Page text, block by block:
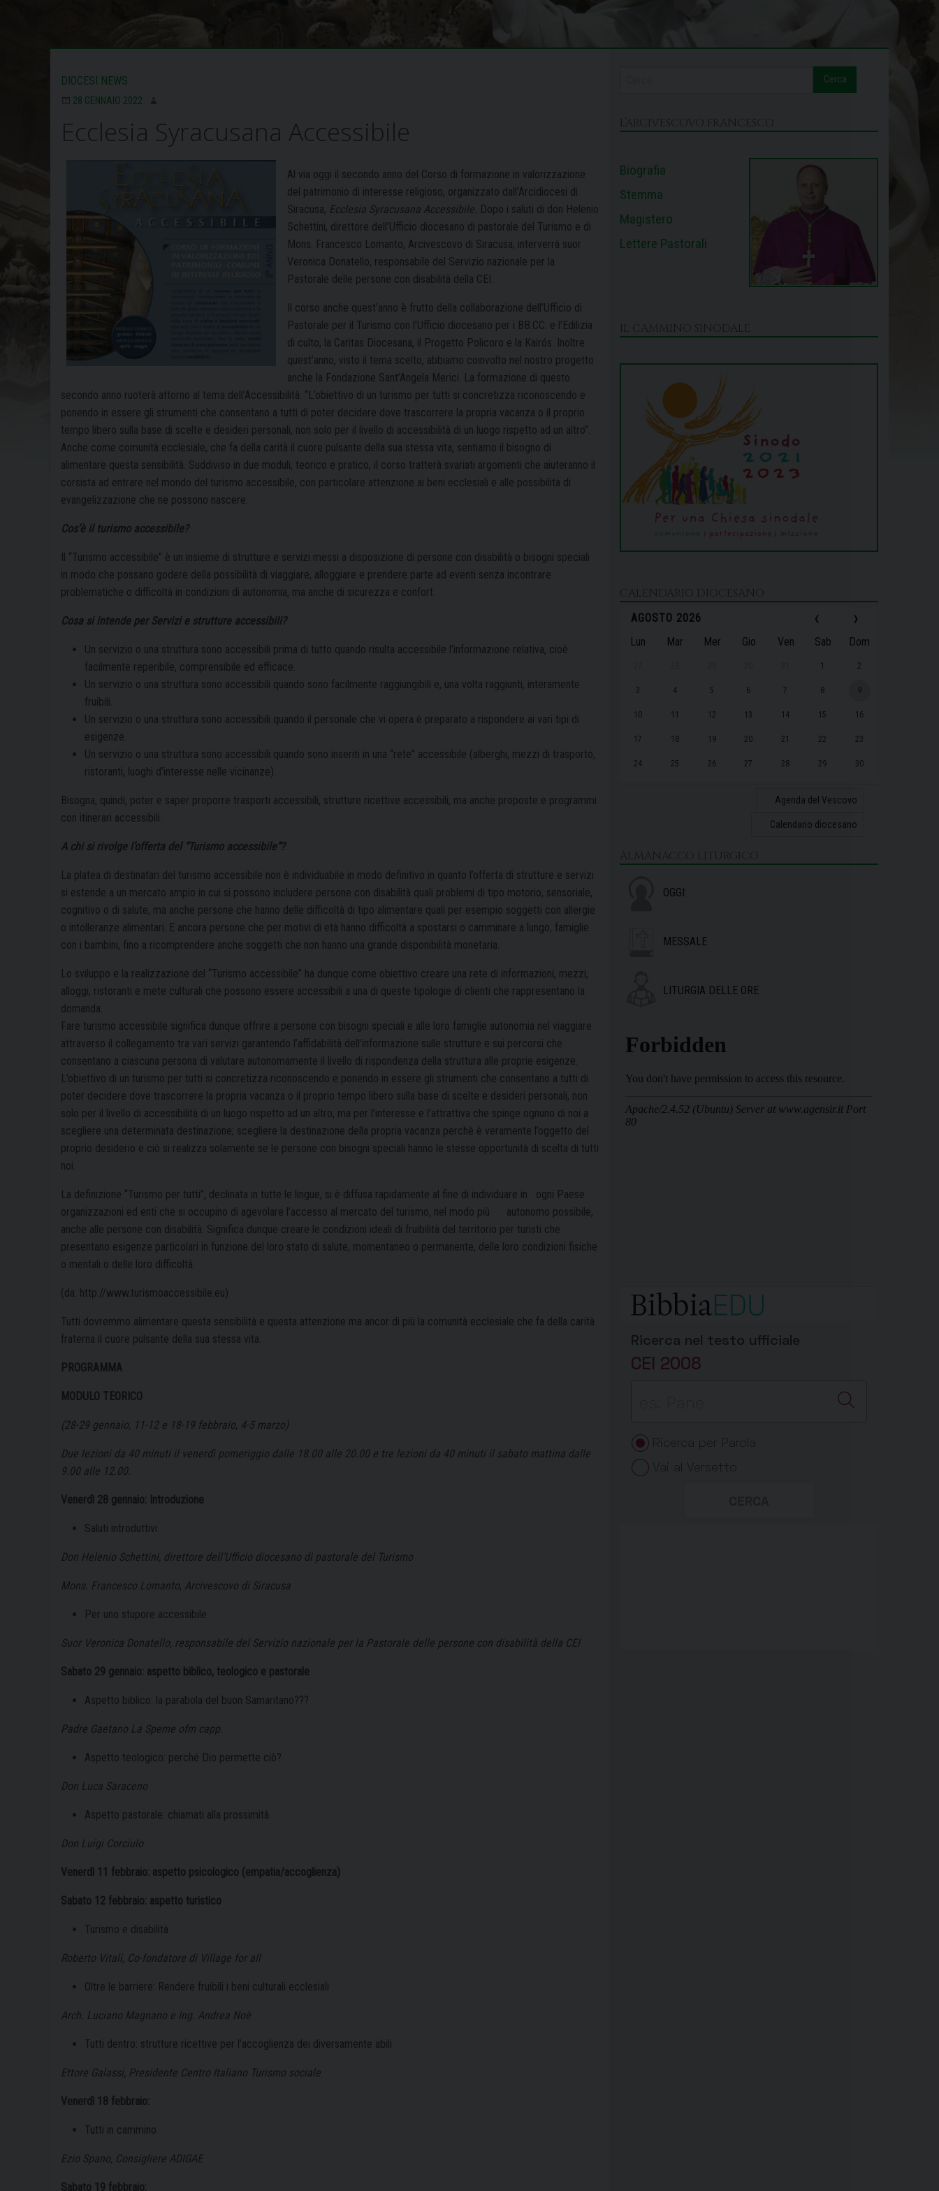
DIOCESI NEWS
28 GENNAIO 2022
Ecclesia Syracusana Accessibile
Al via oggi il secondo anno del Corso di formazione in valorizzazione
del patrimonio di interesse religioso, organizzato dall’Arcidiocesi di
Siracusa, Ecclesia Syracusana Accessibile. Dopo i saluti di don Helenio
Schettini, direttore dell’Ufficio diocesano di pastorale del Turismo e di
Mons. Francesco Lomanto, Arcivescovo di Siracusa, interverrà suor
Veronica Donatello, responsabile del Servizio nazionale per la
Pastorale delle persone con disabilità della CEI.
Il corso anche quest’anno è frutto della collaborazione dell’Ufficio di
Pastorale per il Turismo con l’Ufficio diocesano per i BB.CC. e l’Edilizia
di culto, la Caritas Diocesana, il Progetto Policoro e la Kairós. Inoltre
quest’anno, visto il tema scelto, abbiamo coinvolto nel nostro progetto
anche la Fondazione Sant’Angela Merici. La formazione di questo
secondo anno ruoterà attorno al tema dell’Accessibilità: “L’obiettivo di un turismo per tutti si concretizza riconoscendo e
ponendo in essere gli strumenti che consentano a tutti di poter decidere dove trascorrere la propria vacanza o il proprio
tempo libero sulla base di scelte e desideri personali, non solo per il livello di accessibilità di un luogo rispetto ad un altro”.
Anche come comunità ecclesiale, che fa della carità il cuore pulsante della sua stessa vita, sentiamo il bisogno di
alimentare questa sensibilità. Suddiviso in due moduli, teorico e pratico, il corso tratterà svariati argomenti che aiuteranno il
corsista ad entrare nel mondo del turismo accessibile, con particolare attenzione ai beni ecclesiali e alle possibilità di
evangelizzazione che ne possono nascere.
Cos’è il turismo accessibile?
Il “Turismo accessibile” è un insieme di strutture e servizi messi a disposizione di persone con disabilità o bisogni speciali
in modo che possano godere della possibilità di viaggiare, alloggiare e prendere parte ad eventi senza incontrare
problematiche o difficoltà in condizioni di autonomia, ma anche di sicurezza e confort.
Cosa si intende per Servizi e strutture accessibili?
Un servizio o una struttura sono accessibili prima di tutto quando risulta accessibile l’informazione relativa, cioè
facilmente reperibile, comprensibile ed efficace.
Un servizio o una struttura sono accessibili quando sono facilmente raggiungibili e, una volta raggiunti, interamente
fruibili.
Un servizio o una struttura sono accessibili quando il personale che vi opera è preparato a rispondere ai vari tipi di
esigenze.
Un servizio o una struttura sono accessibili quando sono inseriti in una “rete” accessibile (alberghi, mezzi di trasporto,
ristoranti, luoghi d’interesse nelle vicinanze).
Bisogna, quindi, poter e saper proporre trasporti accessibili, strutture ricettive accessibili, ma anche proposte e programmi
con itinerari accessibili.
A chi si rivolge l’offerta del “Turismo accessibile”?
La platea di destinatari del turismo accessibile non è individuabile in modo definitivo in quanto l’offerta di strutture e servizi
si estende a un mercato ampio in cui si possono includere persone con disabilità quali problemi di tipo motorio, sensoriale,
cognitivo o di salute, ma anche persone che hanno delle difficoltà di tipo alimentare quali per esempio soggetti con allergie
o intolleranze alimentari. E ancora persone che per motivi di età hanno difficoltà a spostarsi o camminare a lungo, famiglie
con i bambini, fino a ricomprendere anche soggetti che non hanno una grande disponibilità monetaria.
Lo sviluppo e la realizzazione del “Turismo accessibile” ha dunque come obiettivo creare una rete di informazioni, mezzi,
alloggi, ristoranti e mete culturali che possono essere accessibili a una di queste tipologie di clienti che rappresentano la
domanda.
Fare turismo accessibile significa dunque offrire a persone con bisogni speciali e alle loro famiglie autonomia nel viaggiare
attraverso il collegamento tra vari servizi garantendo l’affidabilità dell’informazione sulle strutture e sui percorsi che
consentano a ciascuna persona di valutare autonomamente il livello di rispondenza della struttura alle proprie esigenze.
L’obiettivo di un turismo per tutti si concretizza riconoscendo e ponendo in essere gli strumenti che consentano a tutti di
poter decidere dove trascorrere la propria vacanza o il proprio tempo libero sulla base di scelte e desideri personali, non
solo per il livello di accessibilità di un luogo rispetto ad un altro, ma per l’interesse e l’attrattiva che spinge ognuno di noi a
scegliere una determinata destinazione; scegliere la destinazione della propria vacanza perchè è veramente l’oggetto del
proprio desiderio e ciò si realizza solamente se le persone con bisogni speciali hanno le stesse opportunità di scelta di tutti
noi.
La definizione “Turismo per tutti”, declinata in tutte le lingue, si è diffusa rapidamente al fine di individuare in ogni Paese
organizzazioni ed enti che si occupino di agevolare l’accesso al mercato del turismo, nel modo più autonomo possibile,
anche alle persone con disabilità. Significa dunque creare le condizioni ideali di fruibilità del territorio per turisti che
presentano esigenze particolari in funzione del loro stato di salute, momentaneo o permanente, delle loro condizioni fisiche
o mentali o delle loro difficoltà.
(da: http://www.turismoaccessibile.eu)
Tutti dovremmo alimentare questa sensibilità e questa attenzione ma ancor di più la comunità ecclesiale che fa della carità
fraterna il cuore pulsante della sua stessa vita.
PROGRAMMA
MODULO TEORICO
(28-29 gennaio, 11-12 e 18-19 febbraio, 4-5 marzo)
Due lezioni da 40 minuti il venerdì pomeriggio dalle 18.00 alle 20.00 e tre lezioni da 40 minuti il sabato mattina dalle
9.00 alle 12.00.
Venerdì 28 gennaio: Introduzione
Saluti introduttivi
Don Helenio Schettini, direttore dell’Ufficio diocesano di pastorale del Turismo
Mons. Francesco Lomanto, Arcivescovo di Siracusa
Per uno stupore accessibile
Suor Veronica Donatello, responsabile del Servizio nazionale per la Pastorale delle persone con disabilità della CEI
Sabato 29 gennaio: aspetto biblico, teologico e pastorale
Aspetto biblico: la parabola del buon Samaritano???
Padre Gaetano La Speme ofm capp.
Aspetto teologico: perché Dio permette ciò?
Don Luca Saraceno
Aspetto pastorale: chiamati alla prossimità
Don Luigi Corciulo
Venerdì 11 febbraio: aspetto psicologico (empatia/accoglienza)
Sabato 12 febbraio: aspetto turistico
Turismo e disabilità
Roberto Vitali, Co-fondatore di Village for all
Oltre le barriere: Rendere fruibili i beni culturali ecclesiali
Arch. Luciano Magnano e Ing. Andrea Noè
Tutti dentro: strutture ricettive per l’accoglienza dei diversamente abili
Ettore Galassi, Presidente Centro Italiano Turismo sociale
Venerdì 18 febbraio:
Tutti in cammino
Ezio Spano, Consigliere ADIGAE
Sabato 19 febbraio:
Cerca
Biografia
Stemma
Magistero
Lettere Pastorali
‹
AGOSTO 2026 ›
Lun Mar Mer Gio Ven Sab Dom
1 2
3 4 5 6 7 8 9
10 11 12 13 14 15 16
17 18 19 20 21 22 23
24 25 26 27 28 29 30
Agenda del Vescovo
Calendario diocesano
OGGI:
MESSALE
LITURGIA DELLE ORE